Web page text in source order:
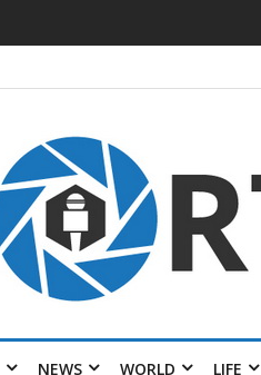
NEWS WORLD LIFE